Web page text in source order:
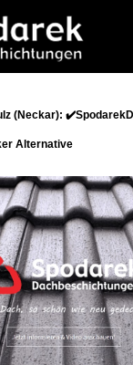
(Neckar):
Alternative